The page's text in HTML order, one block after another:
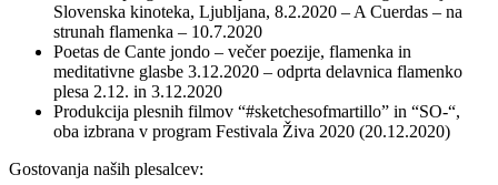
Slovenska kinoteka, Ljubljana, 8.2.2020 – A Cuerdas – na
strunah flamenka – 10.7.2020
Poetas de Cante jondo – večer poezije, flamenka in
meditativne glasbe 3.12.2020 – odprta delavnica flamenko
plesa 2.12. in 3.12.2020
Produkcija plesnih filmov “#sketchesofmartillo” in “SO-“,
oba izbrana v program Festivala Živa 2020 (20.12.2020)
Gostovanja naših plesalcev: